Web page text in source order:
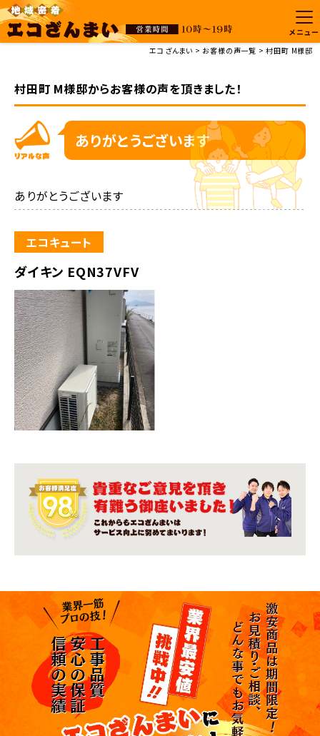
メニュー
エコざんまい
お客様の声一覧 村田町 M様邸
村田町 M様邸からお客様の声を頂きました！
ありがとうございます
ありがとうございます
エコキュート
ダイキン EQN37VFV